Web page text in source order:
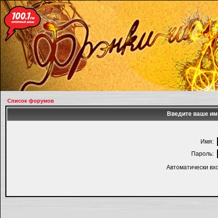
Список форумов
Введите ваше
Имя:
Пароль:
Автоматически